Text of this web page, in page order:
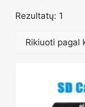
Rezultatų: 1